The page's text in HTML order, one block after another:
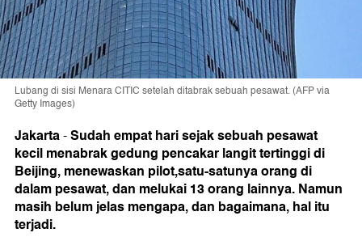
Lubang di sisi Menara CITIC setelah ditabrak sebuah pesawat. (AFP via
Getty Images)
Jakarta-Sudah empat hari sejak sebuah pesawat
kecil menabrak gedung pencakar langit tertinggi di
Beijing, menewaskan pilot,satu-satunya orang di
dalam pesawat, dan melukai 13 orang lainnya. Namun
masih belum jelas mengapa, dan bagaimana, hal itu
terjadi.